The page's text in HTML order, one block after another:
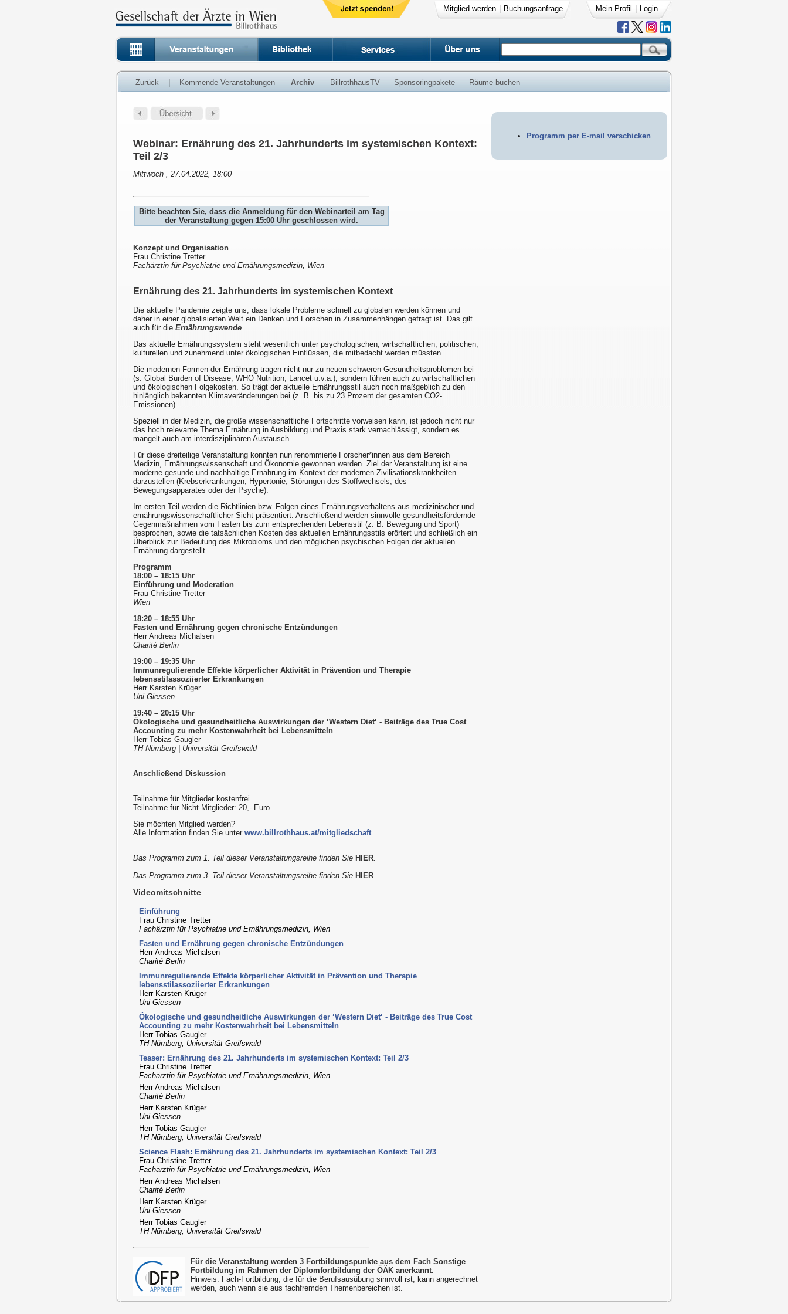
Mitglied werden Buchungsanfrage Mein Profil Login
Zurück Kommende Veranstaltungen Archiv BillrothhausTV Sponsoringpakete Räume buchen
Programm per E-mail verschicken
Webinar: Ernährung des 21. Jahrhunderts im systemischen Kontext:
Teil 2/3
Mittwoch , 27.04.2022, 18:00
Bitte beachten Sie, dass die Anmeldung für den Webinarteil am Tag
der Veranstaltung gegen 15:00 Uhr geschlossen wird.
Konzept und Organisation
Frau Christine Tretter
Fachärztin für Psychiatrie und Ernährungsmedizin, Wien
Ernährung des 21. Jahrhunderts im systemischen Kontext
Die aktuelle Pandemie zeigte uns, dass lokale Probleme schnell zu globalen werden können und
daher in einer globalisierten Welt ein Denken und Forschen in Zusammenhängen gefragt ist. Das gilt
auch für die Ernährungswende.
Das aktuelle Ernährungssystem steht wesentlich unter psychologischen, wirtschaftlichen, politischen,
kulturellen und zunehmend unter ökologischen Einflüssen, die mitbedacht werden müssten.
Die modernen Formen der Ernährung tragen nicht nur zu neuen schweren Gesundheitsproblemen bei
(s. Global Burden of Disease, WHO Nutrition, Lancet u.v.a.), sondern führen auch zu wirtschaftlichen
und ökologischen Folgekosten. So trägt der aktuelle Ernährungsstil auch noch maßgeblich zu den
hinlänglich bekannten Klimaveränderungen bei (z. B. bis zu 23 Prozent der gesamten CO2-
Emissionen).
Speziell in der Medizin, die große wissenschaftliche Fortschritte vorweisen kann, ist jedoch nicht nur
das hoch relevante Thema Ernährung in Ausbildung und Praxis stark vernachlässigt, sondern es
mangelt auch am interdisziplinären Austausch.
Für diese dreiteilige Veranstaltung konnten nun renommierte Forscher*innen aus dem Bereich
Medizin, Ernährungswissenschaft und Ökonomie gewonnen werden. Ziel der Veranstaltung ist eine
moderne gesunde und nachhaltige Ernährung im Kontext der modernen Zivilisationskrankheiten
darzustellen (Krebserkrankungen, Hypertonie, Störungen des Stoffwechsels, des
Bewegungsapparates oder der Psyche).
Im ersten Teil werden die Richtlinien bzw. Folgen eines Ernährungsverhaltens aus medizinischer und
ernährungswissenschaftlicher Sicht präsentiert. Anschließend werden sinnvolle gesundheitsfördernde
Gegenmaßnahmen vom Fasten bis zum entsprechenden Lebensstil (z. B. Bewegung und Sport)
besprochen, sowie die tatsächlichen Kosten des aktuellen Ernährungsstils erörtert und schließlich ein
Überblick zur Bedeutung des Mikrobioms und den möglichen psychischen Folgen der aktuellen
Ernährung dargestellt.
Programm
18:00 – 18:15 Uhr
Einführung und Moderation
Frau Christine Tretter
Wien
18:20 – 18:55 Uhr
Fasten und Ernährung gegen chronische Entzündungen
Herr Andreas Michalsen
Charité Berlin
19:00 – 19:35 Uhr
Immunregulierende Effekte körperlicher Aktivität in Prävention und Therapie
lebensstilassoziierter Erkrankungen
Herr Karsten Krüger
Uni Giessen
19:40 – 20:15 Uhr
Ökologische und gesundheitliche Auswirkungen der ‘Western Diet‘ - Beiträge des True Cost
Accounting zu mehr Kostenwahrheit bei Lebensmitteln
Herr Tobias Gaugler
TH Nürnberg | Universität Greifswald
Anschließend Diskussion
Teilnahme für Mitglieder kostenfrei
Teilnahme für Nicht-Mitglieder: 20,- Euro
Sie möchten Mitglied werden?
Alle Information finden Sie unter www.billrothhaus.at/mitgliedschaft
Das Programm zum 1. Teil dieser Veranstaltungsreihe finden Sie HIER.
Das Programm zum 3. Teil dieser Veranstaltungsreihe finden Sie HIER.
Videomitschnitte
Einführung
Frau Christine Tretter
Fachärztin für Psychiatrie und Ernährungsmedizin, Wien
Fasten und Ernährung gegen chronische Entzündungen
Herr Andreas Michalsen
Charité Berlin
Immunregulierende Effekte körperlicher Aktivität in Prävention und Therapie
lebensstilassoziierter Erkrankungen
Herr Karsten Krüger
Uni Giessen
Ökologische und gesundheitliche Auswirkungen der ‘Western Diet‘ - Beiträge des True Cost
Accounting zu mehr Kostenwahrheit bei Lebensmitteln
Herr Tobias Gaugler
TH Nürnberg, Universität Greifswald
Teaser: Ernährung des 21. Jahrhunderts im systemischen Kontext: Teil 2/3
Frau Christine Tretter
Fachärztin für Psychiatrie und Ernährungsmedizin, Wien
Herr Andreas Michalsen
Charité Berlin
Herr Karsten Krüger
Uni Giessen
Herr Tobias Gaugler
TH Nürnberg, Universität Greifswald
Science Flash: Ernährung des 21. Jahrhunderts im systemischen Kontext: Teil 2/3
Frau Christine Tretter
Fachärztin für Psychiatrie und Ernährungsmedizin, Wien
Herr Andreas Michalsen
Charité Berlin
Herr Karsten Krüger
Uni Giessen
Herr Tobias Gaugler
TH Nürnberg, Universität Greifswald
Für die Veranstaltung werden 3 Fortbildungspunkte aus dem Fach Sonstige
Fortbildung im Rahmen der Diplomfortbildung der ÖÄK anerkannt.
Hinweis: Fach-Fortbildung, die für die Berufsausübung sinnvoll ist, kann angerechnet
werden, auch wenn sie aus fachfremden Themenbereichen ist.